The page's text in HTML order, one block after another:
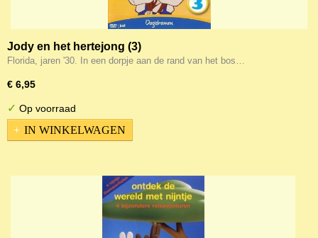
Jody en het hertejong (3)
Florida, jaren '30. In een dorpje aan de rand van het bos…
€ 6,95
✓ Op voorraad
IN WINKELWAGEN